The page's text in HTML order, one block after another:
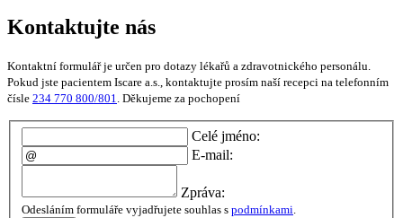
Kontaktujte nás
Kontaktní formulář je určen pro dotazy lékařů a zdravotnického personálu.
Pokud jste pacientem Iscare a.s., kontaktujte prosím naší recepci na telefonním
čísle 234 770 800/801. Děkujeme za pochopení
Celé jméno:
E-mail:
Zpráva:
Odesláním formuláře vyjadřujete souhlas s podmínkami